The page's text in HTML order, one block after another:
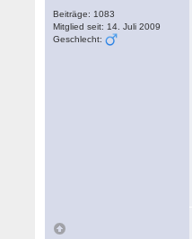
Beiträge: 1083
Mitglied seit: 14. Juli 2009
Geschlecht: